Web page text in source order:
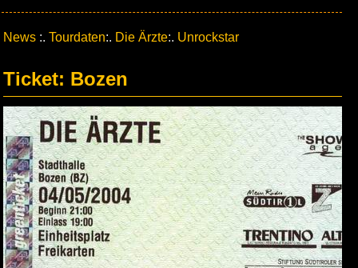
News :. Tourdaten:. Die Ärzte:. Unrockstar
Ticket: Bozen